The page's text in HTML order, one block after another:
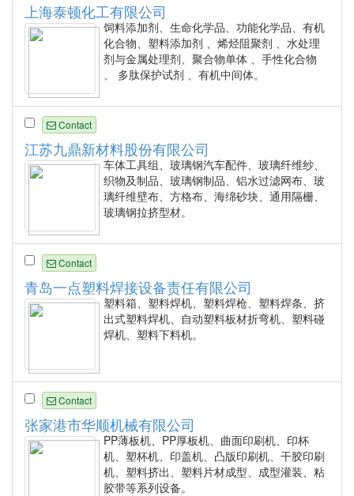
上海泰顿化工有限公司
饲料添加剂、生命化学品、功能化学品、有机
化合物、塑料添加剂 、烯烃阻聚剂 、水处理
剂与金属处理剂、聚合物单体 、手性化合物
、 多肽保护试剂 、有机中间体。
Contact
江苏九鼎新材料股份有限公司
车体工具组、玻璃钢汽车配件、玻璃纤维纱、
织物及制品、玻璃钢制品、铝水过滤网布、玻
璃纤维壁布、方格布、海绵砂块、通用隔栅、
玻璃钢拉挤型材。
Contact
青岛一点塑料焊接设备责任有限公司
塑料箱、塑料焊机、塑料焊枪、塑料焊条、挤
出式塑料焊机、自动塑料板材折弯机、塑料碰
焊机、塑料下料机。
Contact
张家港市华顺机械有限公司
PP薄板机、PP厚板机、曲面印刷机、印杯
机、塑杯机、印盖机、凸版印刷机、干胶印刷
机、塑料挤出、塑料片材成型、成型灌装、粘
胶带等系列设备。